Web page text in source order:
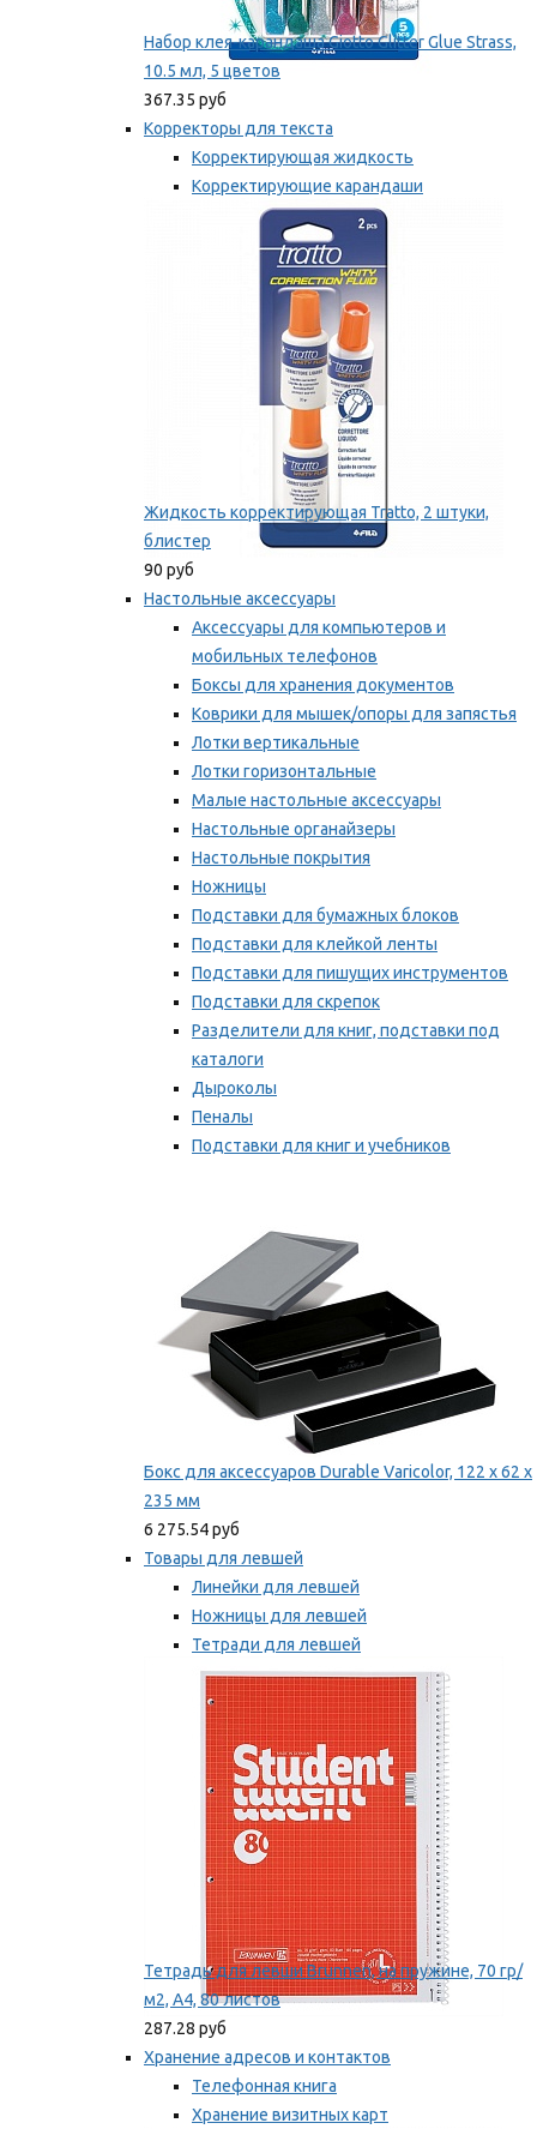
Набор клея-карандаша Giotto Glitter Glue Strass,
10.5 мл, 5 цветов
367.35 руб
Корректоры для текста
Корректирующая жидкость
Корректирующие карандаши
Корректирующие ленты
Мы рекомендуем
Жидкость корректирующая Tratto, 2 штуки,
блистер
90 руб
Настольные аксессуары
Аксессуары для компьютеров и
мобильных телефонов
Боксы для хранения документов
Коврики для мышек/опоры для запястья
Лотки вертикальные
Лотки горизонтальные
Малые настольные аксессуары
Настольные органайзеры
Настольные покрытия
Ножницы
Подставки для бумажных блоков
Подставки для клейкой ленты
Подставки для пишущих инструментов
Подставки для скрепок
Разделители для книг, подставки под
каталоги
Дыроколы
Пеналы
Подставки для книг и учебников
Бокс для аксессуаров Durable Varicolor, 122 x 62 x
235 мм
6 275.54 руб
Товары для левшей
Линейки для левшей
Ножницы для левшей
Тетради для левшей
Точилки для левшей
Мы рекомендуем
Тетрадь для левши Brunnen, на пружине, 70 гр/
м2, А4, 80 листов
287.28 руб
Хранение адресов и контактов
Телефонная книга
Хранение визитных карт